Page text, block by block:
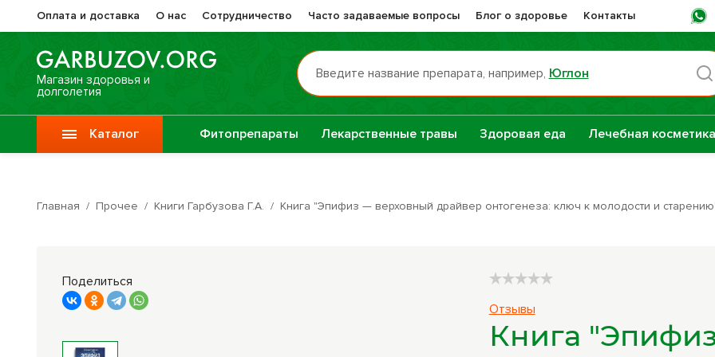
Оплата и доставка О нас Сотрудничество Часто задаваемые вопросы Блог о здоровье Контакты
Пн
Магазин здоровья и
долголетия
Введите название препарата, например, Юглон
Каталог
растительные
масла
Фитопрепараты Лекарственные травы Здоровая еда Лечебная косметика
Главная / Прочее / Книги Гарбузова Г.А. / Книга "Эпифиз — верховный драйвер онтогенеза: ключ к молодости и
Поделиться
Отзывы
Книга